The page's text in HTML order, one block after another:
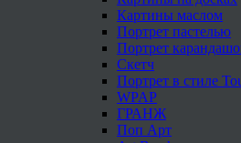
Картины маслом
Портрет пастелью
Портрет
Скетч
Портрет в стиле
WPAP
ГРАНЖ
Поп Арт